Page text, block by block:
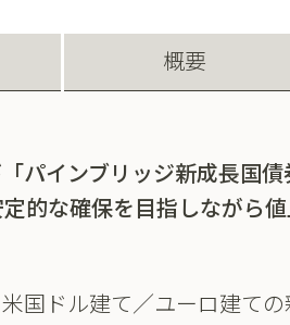
概要
パインブリッジ新成長国
的な確保を目指しながら
国ドル建て／ユーロ建て